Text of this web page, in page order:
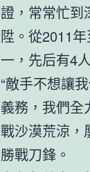
證，常常忙到
陞。從2011
一，先后有4
“敵手不想讓
義務，我們全
戰沙漠荒涼，
勝戰刀鋒。